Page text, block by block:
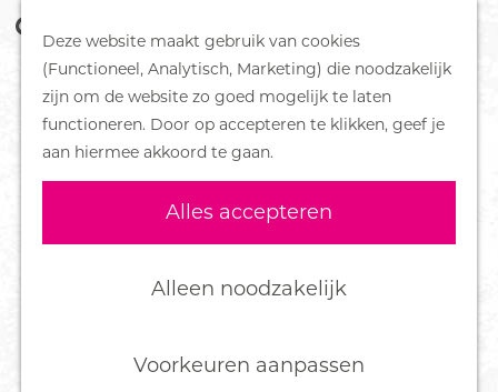
Deze website maakt gebruik van cookies
(Functioneel, Analytisch, Marketing) die noodzakelijk
zijn om de website zo goed mogelijk te laten
functioneren. Door op accepteren te klikken, geef je
aan hiermee akkoord te gaan.
Alles accepteren
Alleen noodzakelijk
Voorkeuren aanpassen
o
e
k
e
n
M
e
n
u
DORPEN
Bennekom
De Klomp
Deelen
Ederveen
Harskamp
Hoenderloo
Wekerom